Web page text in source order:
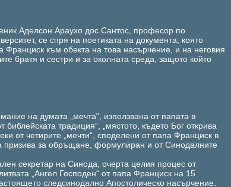
Аделсон Араухо дос Сантос, професор по
се спря на поетиката на документа, която
Франциск към обекта на това насърчение, и на неговия
братя и сестри и за околната среда, защото който
на думата „мечта“, използвана от папата в
библейската традиция“, „мястото, където Бог открива
от четирите „мечти“, споделени от папа Франциск в
призива за обръщане, формулиран и от Синодалните
секретар на Синода, очерта целия процес от
„Ангел Господен“ от папа Франциск на 15
следсинодално Апостолическо насърчение.